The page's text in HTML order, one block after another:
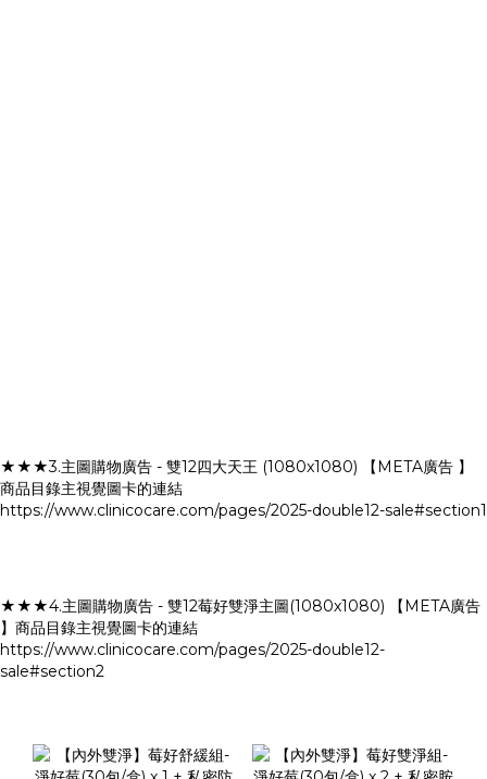
★★★3.主圖購物廣告 - 雙12四大天王 (1080x1080) 【META廣告 】
商品目錄主視覺圖卡的連結
https://www.clinicocare.com/pages/2025-double12-sale#section1
★★★4.主圖購物廣告 - 雙12莓好雙淨主圖(1080x1080) 【META廣告
】商品目錄主視覺圖卡的連結
https://www.clinicocare.com/pages/2025-double12-
sale#section2